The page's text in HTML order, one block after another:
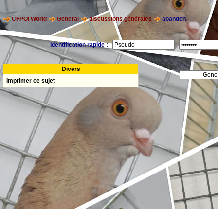
CFPOI World General discussions générales abandon
Identification rapide :
Divers
Imprimer ce sujet